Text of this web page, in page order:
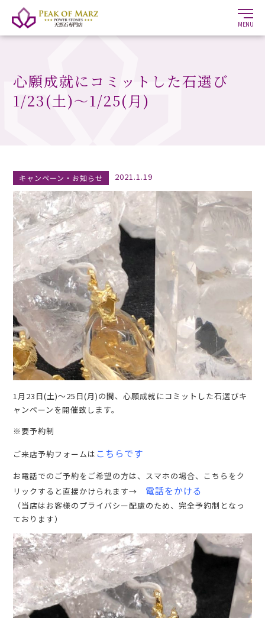
MENU
心願成就にコミットした石選び
1/23(土)〜1/25(月)
キャンペーン・お知らせ 2021.1.19
1月23日(土)〜25日(月)の間、心願成就にコミットした石選びキ
ャンペーンを開催致します。
※要予約制
ご来店予約フォームは こちらです
お電話でのご予約をご希望の方は、スマホの場合、こちらをク
リックすると直接かけられます→ 電話をかける
（当店はお客様のプライバシー配慮のため、完全予約制となっ
ております）